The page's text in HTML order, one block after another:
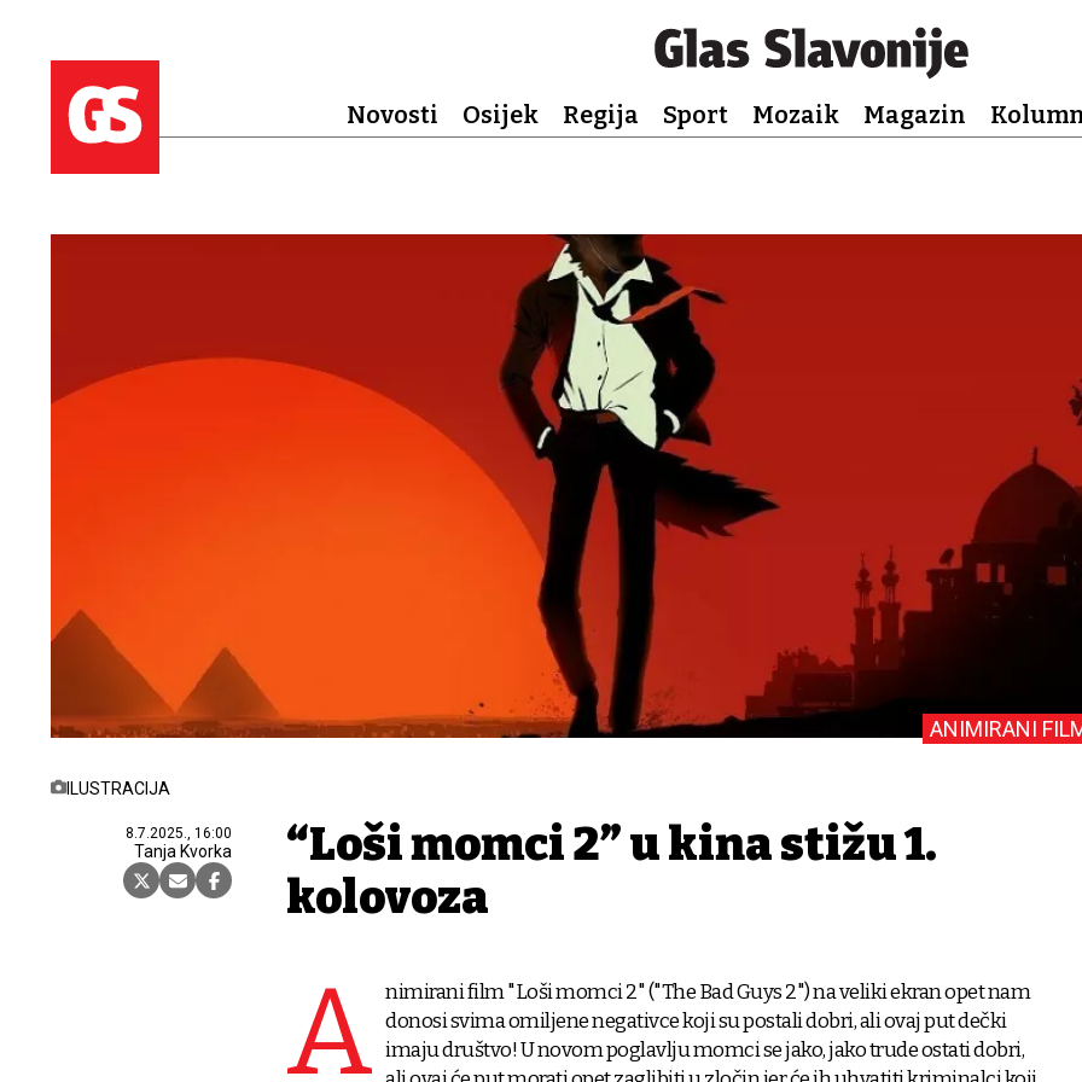
Novosti Osijek Regija Sport Mozaik Magazin
ILUSTRACIJA
8.7.2025., 16:00
Tanja Kvorka
ANIMIRANI
“Loši momci 2” u kina stižu 1.
kolovoza
A nimirani film "Loši momci 2" ("The Bad Guys 2") na veliki ekran opet nam
donosi svima omiljene negativce koji su postali dobri, ali ovaj put dečki
imaju društvo! U novom poglavlju momci se jako, jako trude ostati dobri,